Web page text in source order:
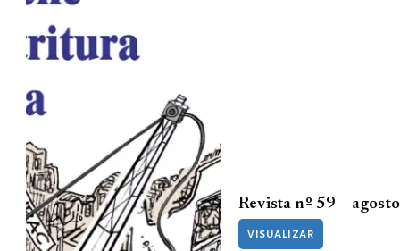
Revista nº 59 –
VISUALIZAR